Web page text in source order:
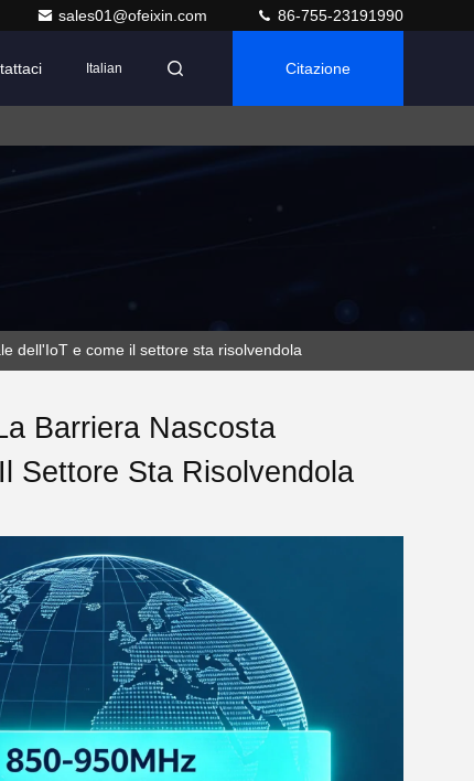
sales01@ofeixin.com 86-755-23191990
Italian Citazione
dell'IoT e come il settore sta risolvendola
Barriera Nascosta
Settore Sta Risolvendola